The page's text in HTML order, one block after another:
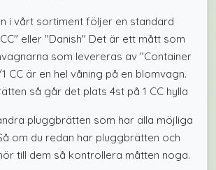
i vårt sortiment följer en standard
eller "Danish" Det är ett mått som
som levereras av "Container
CC är en hel våning på en blomvagn.
så går det plats 4st på 1 CC hylla
pluggbrätten som har alla möjliga
om du redan har pluggbrätten och
till dem så kontrollera måtten noga.